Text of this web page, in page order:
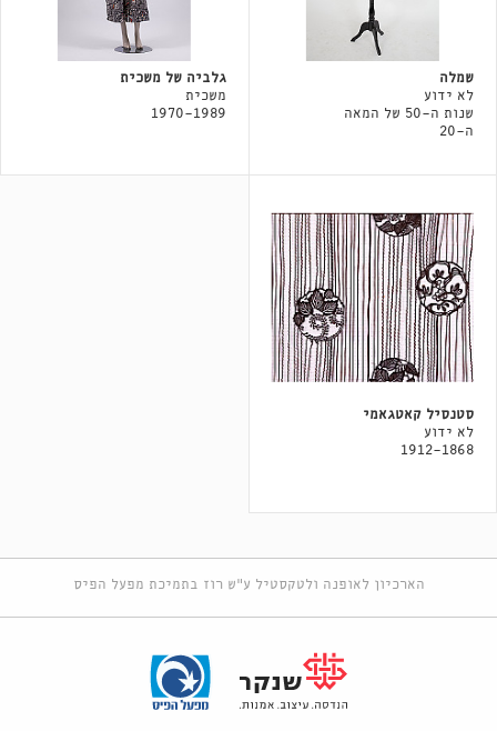
שמלה
לא ידוע
שנות ה-50 של המאה
ה-20
גלביה של משכית
משכית
1970-1989
סטנסיל קאטגאמי
לא ידוע
1912-1868
הארכיון לאופנה ולטקסטיל ע"ש רוז בתמיכת מפעל הפיס